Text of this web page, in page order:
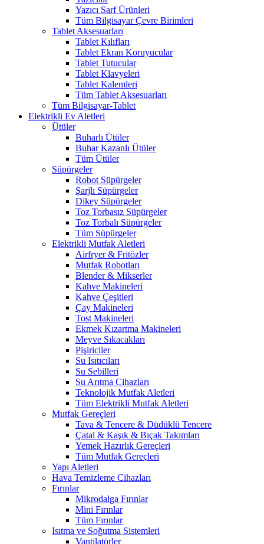
Yazıcı Sarf Ürünleri
Tüm Bilgisayar Çevre Birimleri
Tablet Aksesuarları
Tablet Kılıfları
Tablet Ekran Koruyucular
Tablet Tutucular
Tablet Klavyeleri
Tablet Kalemleri
Tüm Tablet Aksesuarları
Tüm Bilgisayar-Tablet
Elektrikli Ev Aletleri
Ütüler
Buharlı Ütüler
Buhar Kazanlı Ütüler
Tüm Ütüler
Süpürgeler
Robot Süpürgeler
Şarjlı Süpürgeler
Dikey Süpürgeler
Toz Torbasız Süpürgeler
Toz Torbalı Süpürgeler
Tüm Süpürgeler
Elektrikli Mutfak Aletleri
Airfryer & Fritözler
Mutfak Robotları
Blender & Mikserler
Kahve Makineleri
Kahve Çeşitleri
Çay Makineleri
Tost Makineleri
Ekmek Kızartma Makineleri
Meyve Sıkacakları
Pişiriciler
Su Isıtıcıları
Su Sebilleri
Su Arıtma Cihazları
Teknolojik Mutfak Aletleri
Tüm Elektrikli Mutfak Aletleri
Mutfak Gereçleri
Tava & Tencere & Düdüklü Tencere
Çatal & Kaşık & Bıçak Takımları
Yemek Hazırlık Gereçleri
Tüm Mutfak Gereçleri
Yapı Aletleri
Hava Temizleme Cihazları
Fırınlar
Mikrodalga Fırınlar
Mini Fırınlar
Tüm Fırınlar
Isıtma ve Soğutma Sistemleri
Vantilatörler